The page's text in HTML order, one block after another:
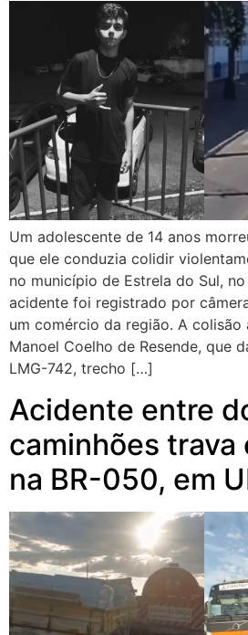
Um adolescente de 14 anos
que ele conduzia colidir
no município de Estrela do Sul,
acidente foi registrado por
um comércio da região. A colisão
Manoel Coelho de Resende, que
LMG-742, trecho […]
Acidente entre
caminhões trava
na BR-050, em